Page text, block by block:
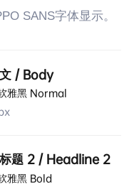
SANS字体显示。
/ Body
雅黑 Normal
题 2 / Headline 2
雅黑 Bold